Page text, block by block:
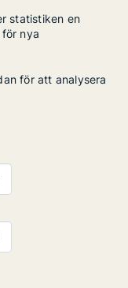
statistiken en
nya
för att analysera